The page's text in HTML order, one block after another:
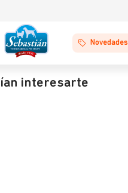
Novedades
interesarte